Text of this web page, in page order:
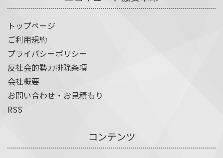
トップページ
ご利用規約
プライバシーポリシー
反社会的勢力排除条項
会社概要
お問い合わせ・お見積もり
RSS
コンテンツ